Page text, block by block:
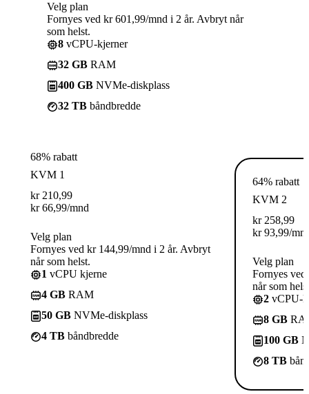
Velg plan
Fornyes ved kr 601,99/mnd i 2 år. Avbryt når
som helst.
8 vCPU-kjerner
32 GB RAM
400 GB NVMe-diskplass
32 TB båndbredde
68% rabatt
KVM 1
kr 210,99
kr 66,99/mnd
Velg plan
Fornyes ved kr 144,99/mnd i 2 år. Avbryt
når som helst.
1 vCPU kjerne
4 GB RAM
50 GB NVMe-diskplass
4 TB båndbredde
64% rabatt
KVM 2
kr 258,99
kr 93,99/
Velg plan
Fornyes
når som
2 vCPU-
8 GB
100 GB
8 TB